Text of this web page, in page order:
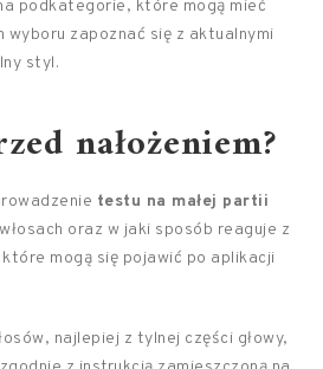
podkategorie, które mogą mieć
zapoznać się z aktualnymi
styl.
nałożeniem?
testu na małej partii
oraz w jaki sposób reaguje z
mogą się pojawić po aplikacji
najlepiej z tylnej części głowy,